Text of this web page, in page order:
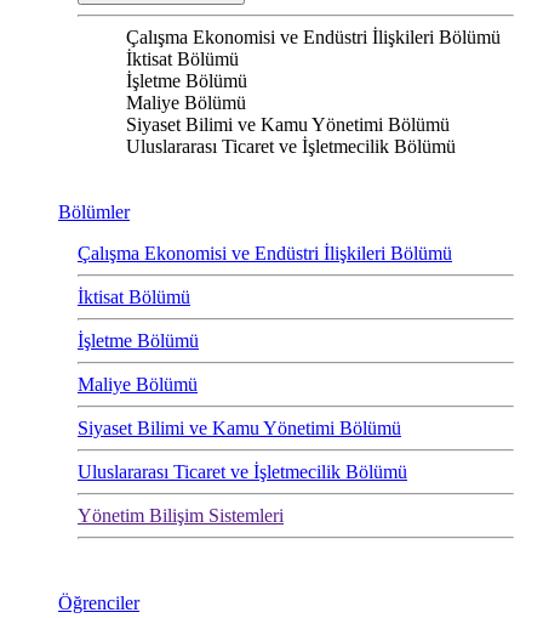
Çalışma Ekonomisi ve Endüstri İlişkileri Bölümü
İktisat Bölümü
İşletme Bölümü
Maliye Bölümü
Siyaset Bilimi ve Kamu Yönetimi Bölümü
Uluslararası Ticaret ve İşletmecilik Bölümü
Bölümler
Çalışma Ekonomisi ve Endüstri İlişkileri Bölümü
İktisat Bölümü
İşletme Bölümü
Maliye Bölümü
Siyaset Bilimi ve Kamu Yönetimi Bölümü
Uluslararası Ticaret ve İşletmecilik Bölümü
Yönetim Bilişim Sistemleri
Öğrenciler